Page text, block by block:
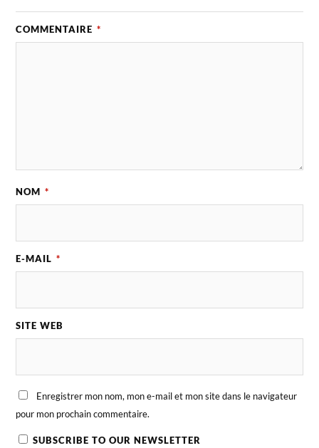
COMMENTAIRE *
NOM *
E-MAIL *
SITE WEB
Enregistrer mon nom, mon e-mail et mon site dans le navigateur
pour mon prochain commentaire.
SUBSCRIBE TO OUR NEWSLETTER